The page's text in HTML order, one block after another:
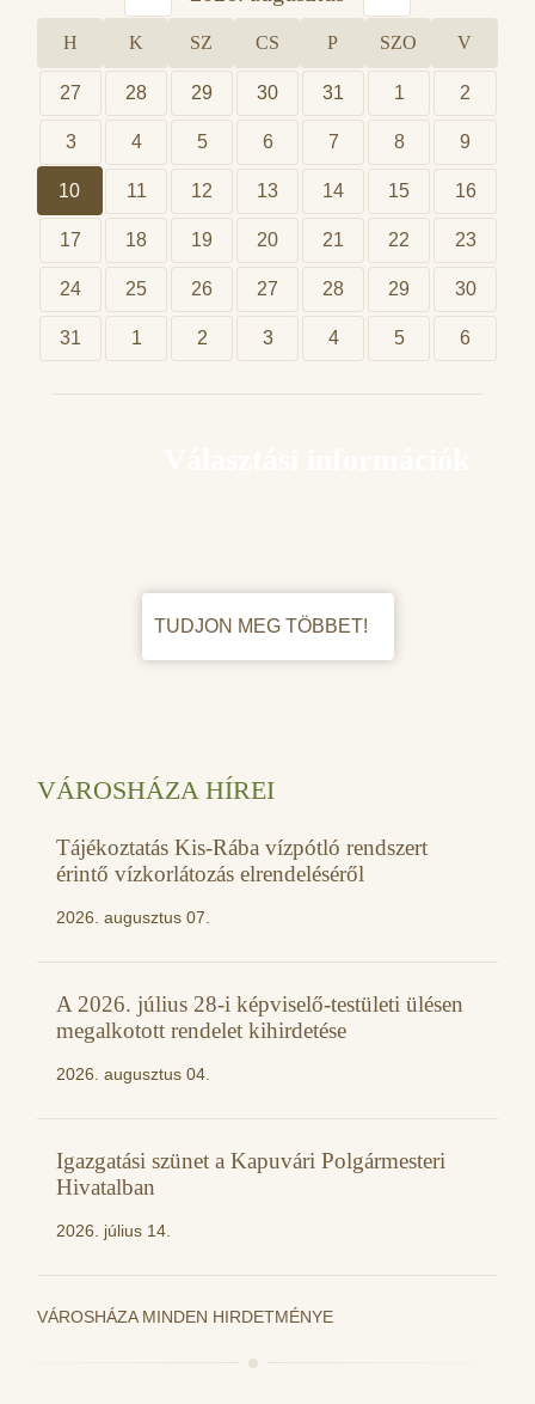
H K SZ CS P SZO V
27 28 29 30 31 1 2
3 4 5 6 7 8 9
10 11 12 13 14 15 16
17 18 19 20 21 22 23
24 25 26 27 28 29 30
31 1 2 3 4 5 6
TUDJON MEG TÖBBET!
VÁROSHÁZA HÍREI
Tájékoztatás Kis-Rába vízpótló rendszert
érintő vízkorlátozás elrendeléséről
2026. augusztus 07.
A 2026. július 28-i képviselő-testületi ülésen
megalkotott rendelet kihirdetése
2026. augusztus 04.
Igazgatási szünet a Kapuvári Polgármesteri
Hivatalban
2026. július 14.
VÁROSHÁZA MINDEN HIRDETMÉNYE